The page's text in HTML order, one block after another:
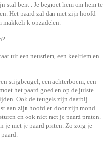
stal bent . Je begroet hem om hem te
Het paard zal dan met zijn hoofd
makkelijk opzadelen.
uit een neusriem, een keelriem en
stijgbeugel, een achterboom, een
het paard goed en op de juiste
Ook de teugels zijn daarbij
aan zijn hoofd en door zijn mond.
en ook niet met je paard praten.
je met je paard praten. Zo zorg je